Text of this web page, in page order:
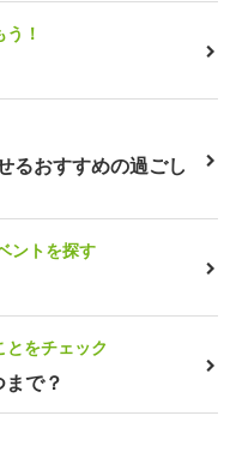
！
るおすすめの過ごし
ントを探す
をチェック
で？